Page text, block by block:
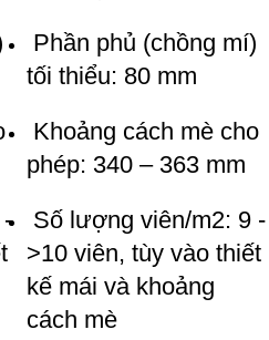
Phần phủ (chồng mí)
tối thiểu: 80 mm
Khoảng cách mè cho
phép: 340 – 363 mm
Số lượng viên/m2: 9 -
>10 viên, tùy vào thiết
kế mái và khoảng
cách mè